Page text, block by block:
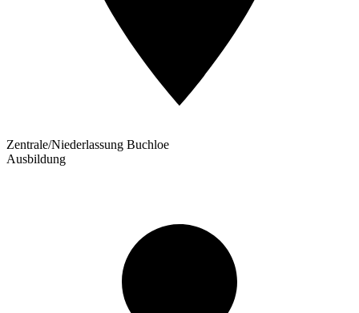
Zentrale/Niederlassung Buchloe
Ausbildung